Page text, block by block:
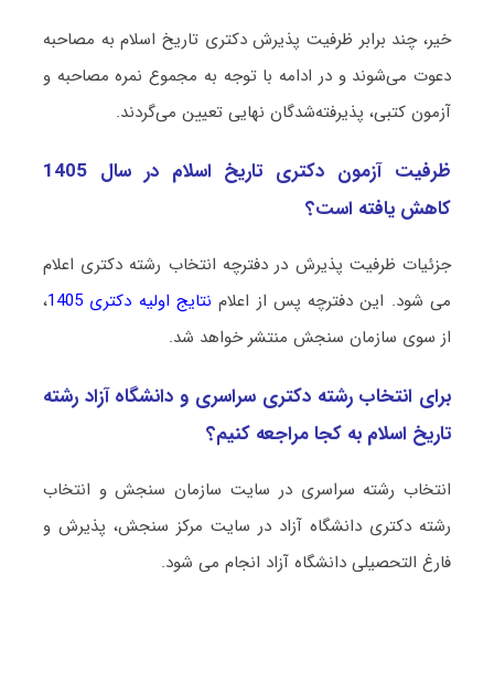
خیر، چند برابر ظرفیت پذیرش دکتری ﺗﺎرﻳﺦ اﺳﻼم به مصاحبه
دعوت می‌شوند و در ادامه با توجه به مجموع نمره مصاحبه و
آزمون کتبی، پذیرفته‌شدگان نهایی تعیین می‌گردند.
ظرفیت آزمون دکتری ﺗﺎرﻳﺦ اﺳﻼم در سال 1405
کاهش یافته است؟
جزئیات ظرفیت پذیرش در دفترچه انتخاب رشته دکتری اعلام
می شود. این دفترچه پس از اعلام نتایج اولیه دکتری 1405
،
از سوی سازمان سنجش منتشر خواهد شد.
برای انتخاب رشته دکتری سراسری و دانشگاه آزاد رشته
ﺗﺎرﻳﺦ اﺳﻼم به کجا مراجعه کنیم؟
انتخاب رشته سراسری در سایت سازمان سنجش و انتخاب
رشته دکتری دانشگاه آزاد در سایت مرکز سنجش، پذیرش و
فارغ التحصیلی دانشگاه آزاد انجام می شود.